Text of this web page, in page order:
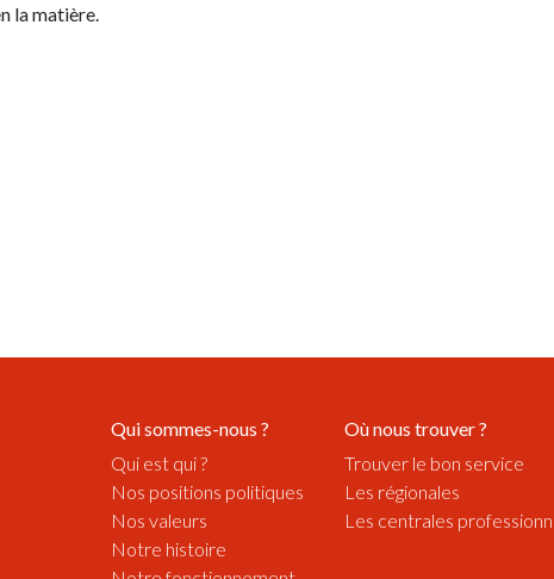
la matière.
Qui sommes-nous ?
Qui est qui ?
Nos positions politiques
Nos valeurs
Notre histoire
Où nous trouver ?
Trouver le bon service
Les régionales
Les centrales